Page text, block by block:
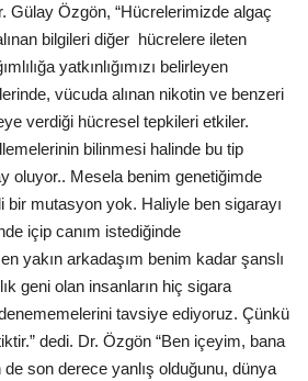
Gülay Özgön, “Hücrelerimizde algaç
bilgileri diğer hücrelere ileten
yatkınlığımızı belirleyen
vücuda alınan nikotin ve benzeri
verdiği hücresel tepkileri etkiler.
bilinmesi halinde bu tip
oluyor.. Mesela benim genetiğimde
bir mutasyon yok. Haliyle ben sigarayı
içip canım istediğinde
yakın arkadaşım benim kadar şanslı
geni olan insanların hiç sigara
tavsiye ediyoruz. Çünkü
dedi. Dr. Özgön “Ben içeyim, bana
son derece yanlış olduğunu, dünya